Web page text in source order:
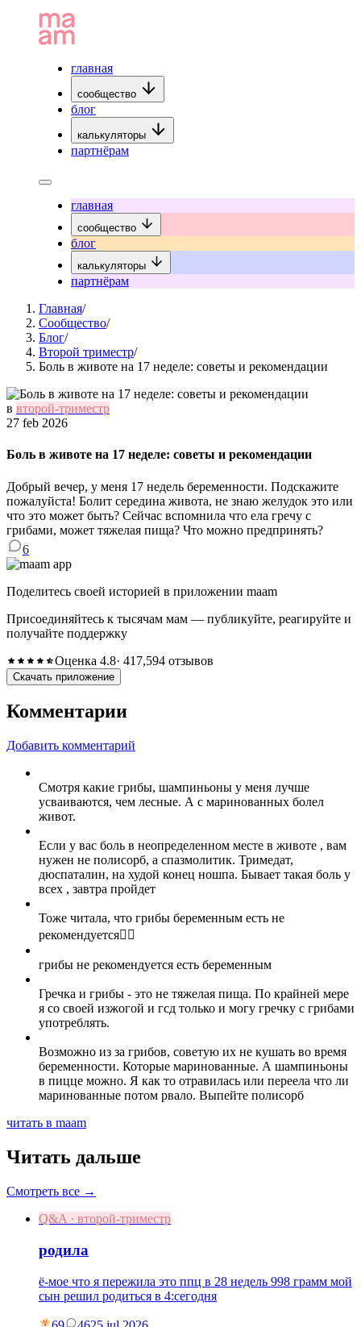
главная
сообщество
блог
калькуляторы
партнёрам
главная
сообщество
блог
калькуляторы
партнёрам
Главная/
Сообщество/
Блог/
Второй триместр/
Боль в животе на 17 неделе: советы и рекомендации
в второй-триместр
27 feb 2026
Боль в животе на 17 неделе: советы и рекомендации
Добрый вечер, у меня 17 недель беременности. Подскажите
пожалуйста! Болит середина живота, не знаю желудок это или
что это может быть? Сейчас вспомнила что ела гречу с
грибами, может тяжелая пища? Что можно предпринять?
6
Поделитесь своей историей в приложении maam
Присоединяйтесь к тысячам мам — публикуйте, реагируйте и
получайте поддержку
Оценка 4.8· 417,594 отзывов
Скачать приложение
Комментарии
Добавить комментарий
Смотря какие грибы, шампиньоны у меня лучше
усваиваются, чем лесные. А с маринованных болел
живот.
Если у вас боль в неопределенном месте в животе , вам
нужен не полисорб, а спазмолитик. Тримедат,
дюспаталин, на худой конец ношпа. Бывает такая боль у
всех , завтра пройдет
Тоже читала, что грибы беременным есть не
рекомендуется🤷‍♀️
грибы не рекомендуется есть беременным
Гречка и грибы - это не тяжелая пища. По крайней мере
я со своей изжогой и гсд только и могу гречку с грибами
употреблять.
Возможно из за грибов, советую их не кушать во время
беременности. Которые маринованные. А шампиньоны
в пицце можно. Я как то отравилась или переела что ли
маринованные потом рвало. Выпейте полисорб
читать в maam
Читать дальше
Смотреть все →
Q&A · второй-триместр
родила
ё-мое что я пережила это ппц в 28 недель 998 грамм мой
сын решил родиться в 4:сегодня